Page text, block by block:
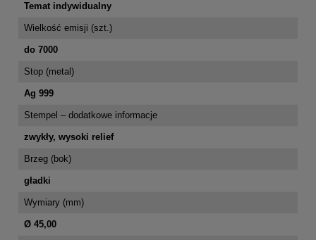
Temat indywidualny
Wielkość emisji (szt.)
do 7000
Stop (metal)
Ag 999
Stempel – dodatkowe informacje
zwykły, wysoki relief
Brzeg (bok)
gładki
Wymiary (mm)
Ø 45,00